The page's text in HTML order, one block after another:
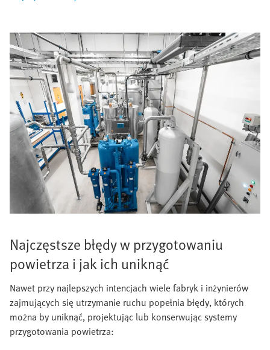
Najczęstsze błędy w przygotowaniu
powietrza i jak ich uniknąć
Nawet przy najlepszych intencjach wiele fabryk i inżynierów
zajmujących się utrzymanie ruchu popełnia błędy, których
można by uniknąć, projektując lub konserwując systemy
przygotowania powietrza: